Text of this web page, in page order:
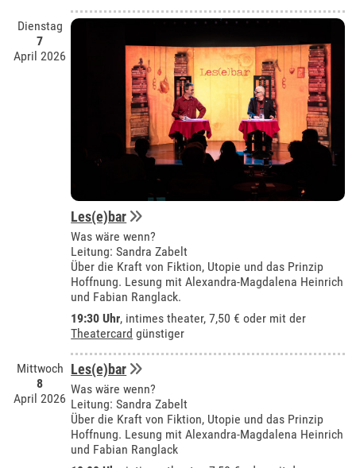
Dienstag
7
April 2026
Les(e)bar
Was wäre wenn?
Leitung: Sandra Zabelt
Über die Kraft von Fiktion, Utopie und das Prinzip
Hoffnung. Lesung mit Alexandra-Magdalena Heinrich
und Fabian Ranglack.
19:30 Uhr, intimes theater, 7,50 € oder mit der
Theatercard günstiger
Mittwoch
8
April 2026
Les(e)bar
Was wäre wenn?
Leitung: Sandra Zabelt
Über die Kraft von Fiktion, Utopie und das Prinzip
Hoffnung. Lesung mit Alexandra-Magdalena Heinrich
und Fabian Ranglack